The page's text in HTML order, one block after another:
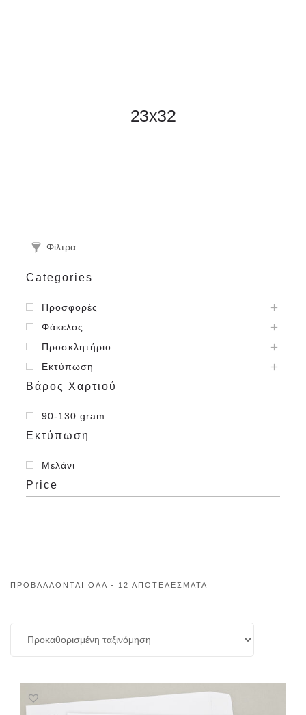
23x32
Φίλτρα
Categories
Προσφορές
Φάκελος
Προσκλητήριο
Εκτύπωση
Βάρος Χαρτιού
90-130 gram
Εκτύπωση
Μελάνι
Price
ΠΡΟΒΆΛΛΟΝΤΑΙ ΌΛΑ - 12 ΑΠΟΤΕΛΈΣΜΑΤΑ